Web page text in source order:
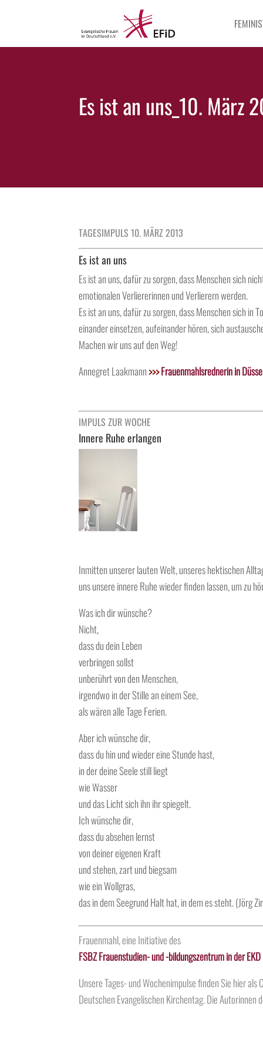
Es ist an uns_10. März
TAGESIMPULS 10. MÄRZ 2013
Es ist an uns
Es ist an uns, dafür zu sorgen, dass Menschen sich
emotionalen Verliererinnen und Verlierern werden.
Es ist an uns, dafür zu sorgen, dass Menschen sich
einander einsetzen, aufeinander hören, sich
Machen wir uns auf den Weg!
Annegret Laakmann >>>Frauenmahlsrednerin in
IMPULS ZUR WOCHE
Innere Ruhe erlangen
Inmitten unserer lauten Welt, unseres hektischen
uns unsere innere Ruhe wieder finden lassen, um zu
Was ich dir wünsche?
Nicht,
dass du dein Leben
verbringen sollst
unberührt von den Menschen,
irgendwo in der Stille an einem See,
als wären alle Tage Ferien.
Aber ich wünsche dir,
dass du hin und wieder eine Stunde hast,
in der deine Seele still liegt
wie Wasser
und das Licht sich ihn ihr spiegelt.
Ich wünsche dir,
dass du absehen lernst
von deiner eigenen Kraft
und stehen, zart und biegsam
wie ein Wollgras,
das in dem Seegrund Halt hat, in dem es steht. (Jörg
Frauenmahl, eine Initiative des
FSBZ Frauenstudien- und -bildungszentrum in der EKD
Unsere Tages- und Wochenimpulse finden Sie hier
Deutschen Evangelischen Kirchentag. DieAutorinnen